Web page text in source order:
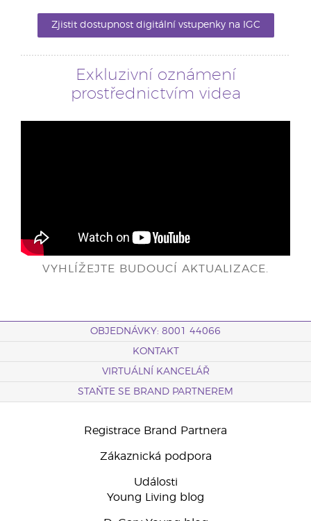
Zjistit dostupnost digitální vstupenky na IGC
Exkluzivní oznámení
prostřednictvím videa
VYHLÍŽEJTE BUDOUCÍ AKTUALIZACE.
OBJEDNÁVKY: 8001 44066
KONTAKT
VIRTUÁLNÍ KANCELÁŘ
STAŇTE SE BRAND PARTNEREM
Registrace Brand Partnera
Zákaznická podpora
Události
Young Living blog